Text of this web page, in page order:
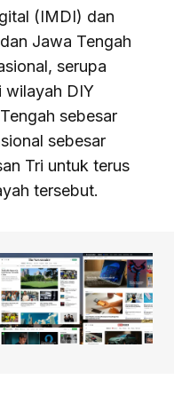
(IMDI) dan
Jawa Tengah
serupa
wilayah DIY
sebesar
sebesar
Tri untuk terus
tersebut.